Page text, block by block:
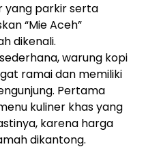
yang parkir serta
“Mie Aceh”
dikenali.
warung kopi
ramai dan memiliki
Pertama
kuliner khas yang
karena harga
dikantong.